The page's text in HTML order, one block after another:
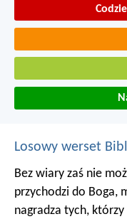
Losowy werset
Bez wiary zaś nie
przychodzi do Boga,
nagradza tych, którzy